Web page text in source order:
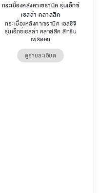
กระเบื้องหลังคาเซรามิค รุ่นเอ็กซ์
เซลล่า คลาสสิค
กระเบื้องหลังคาเซรามิค เอสซีจี
รุ่นเอ็กซ์เซลล่า คลาสสิค สีกรีน
เพริดอท
ดูรายละเอียด